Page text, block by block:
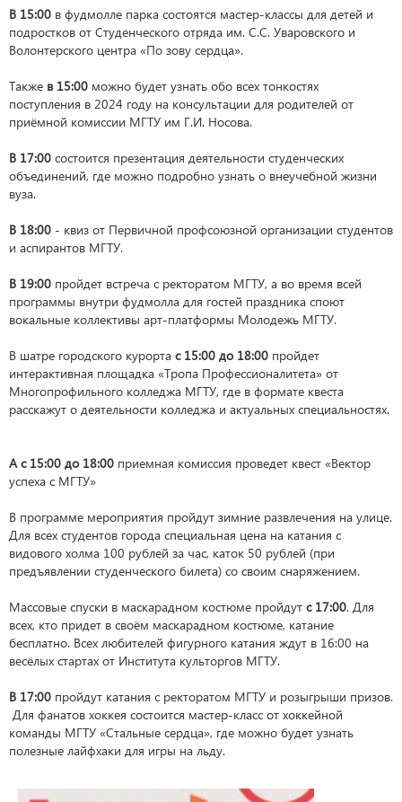
В 15:00 в фудмолле парка состоятся мастер-классы для детей и
подростков от Студенческого отряда им. С.С. Уваровского и
Волонтерского центра «По зову сердца».
Также в 15:00 можно будет узнать обо всех тонкостях
поступления в 2024 году на консультации для родителей от
приёмной комиссии МГТУ им Г.И. Носова.
В 17:00 состоится презентация деятельности студенческих
объединений, где можно подробно узнать о внеучебной жизни
вуза.
В 18:00 - квиз от Первичной профсоюзной организации студентов
и аспирантов МГТУ.
В 19:00 пройдет встреча с ректоратом МГТУ, а во время всей
программы внутри фудмолла для гостей праздника споют
вокальные коллективы арт-платформы Молодежь МГТУ.
В шатре городского курорта с 15:00 до 18:00 пройдет
интерактивная площадка «Тропа Профессионалитета» от
Многопрофильного колледжа МГТУ, где в формате квеста
расскажут о деятельности колледжа и актуальных специальностях.
А с 15:00 до 18:00 приемная комиссия проведет квест «Вектор
успеха с МГТУ»
В программе мероприятия пройдут зимние развлечения на улице.
Для всех студентов города специальная цена на катания с
видового холма 100 рублей за час, каток 50 рублей (при
предъявлении студенческого билета) со своим снаряжением.
Массовые спуски в маскарадном костюме пройдут с 17:00. Для
всех, кто придет в своём маскарадном костюме, катание
бесплатно. Всех любителей фигурного катания ждут в 16:00 на
весёлых стартах от Института культоргов МГТУ.
В 17:00 пройдут катания с ректоратом МГТУ и розыгрыши призов.
Для фанатов хоккея состоится мастер-класс от хоккейной
команды МГТУ «Стальные сердца», где можно будет узнать
полезные лайфхаки для игры на льду.